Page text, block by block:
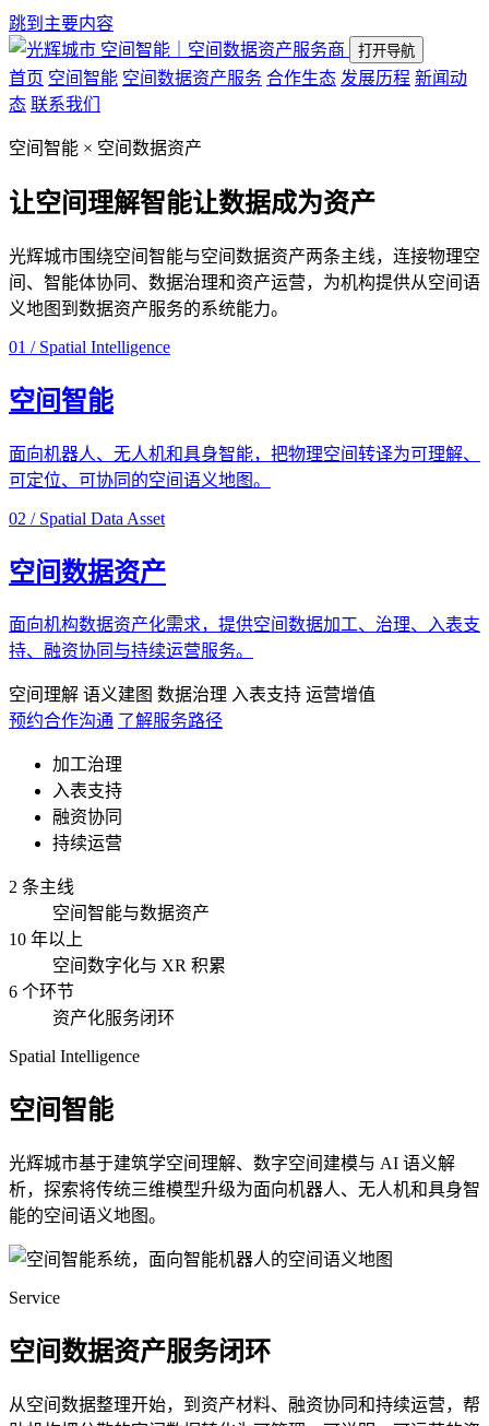
跳到主要内容
空间智能｜空间数据资产服务商
打开导航
首页 空间智能 空间数据资产服务 合作生态 发展历程 新闻动
态 联系我们
空间智能 × 空间数据资产
让空间理解智能让数据成为资产
光辉城市围绕空间智能与空间数据资产两条主线，连接物理空
间、智能体协同、数据治理和资产运营，为机构提供从空间语
义地图到数据资产服务的系统能力。
01 / Spatial Intelligence
空间智能
面向机器人、无人机和具身智能，把物理空间转译为可理解、
可定位、可协同的空间语义地图。
02 / Spatial Data Asset
空间数据资产
面向机构数据资产化需求，提供空间数据加工、治理、入表支
持、融资协同与持续运营服务。
空间理解 语义建图 数据治理 入表支持 运营增值
预约合作沟通 了解服务路径
加工治理
入表支持
融资协同
持续运营
2 条主线
空间智能与数据资产
10 年以上
空间数字化与 XR 积累
6 个环节
资产化服务闭环
Spatial Intelligence
空间智能
光辉城市基于建筑学空间理解、数字空间建模与 AI 语义解
析，探索将传统三维模型升级为面向机器人、无人机和具身智
能的空间语义地图。
Service
空间数据资产服务闭环
从空间数据整理开始，到资产材料、融资协同和持续运营，帮